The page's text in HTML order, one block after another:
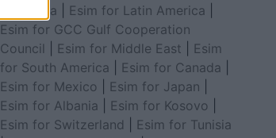
for Africa
Esim for Latin America
Esim for GCC Gulf Cooperation
Council
Esim for Middle East
Esim
for South America
Esim for Canada
Esim for Mexico
Esim for Japan
Esim for Albania
Esim for Kosovo
Esim for Switzerland
Esim for Tunisia